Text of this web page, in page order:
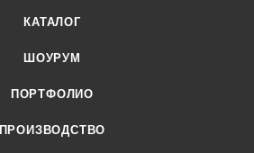
КАТАЛОГ
ШОУРУМ
ПОРТФОЛИО
ПРОИЗВОДСТВО